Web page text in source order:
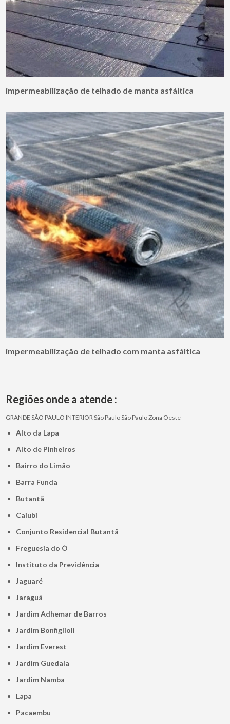
impermeabilização de telhado de manta asfáltica
impermeabilização de telhado com manta asfáltica
Regiões onde a atende :
GRANDE SÃO PAULO INTERIOR São PauloSão PauloZona Oeste
Alto da Lapa
Alto de Pinheiros
Bairro do Limão
Barra Funda
Butantã
Caiubi
Conjunto Residencial Butantã
Freguesia do Ó
Instituto da Previdência
Jaguaré
Jaraguá
Jardim Adhemar de Barros
Jardim Bonfiglioli
Jardim Everest
Jardim Guedala
Jardim Namba
Lapa
Pacaembu